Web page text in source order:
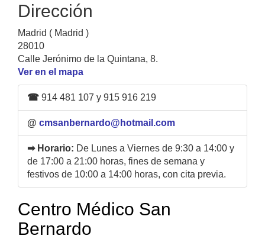
Dirección
Madrid ( Madrid )
28010
Calle Jerónimo de la Quintana, 8.
Ver en el mapa
☎ 914 481 107 y 915 916 219
@ cmsanbernardo@hotmail.com
➡ Horario: De Lunes a Viernes de 9:30 a 14:00 y
de 17:00 a 21:00 horas, fines de semana y
festivos de 10:00 a 14:00 horas, con cita previa.
Centro Médico San
Bernardo